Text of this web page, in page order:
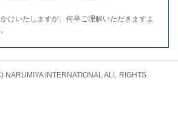
けいたしますが、何卒ご理解いただきますよ